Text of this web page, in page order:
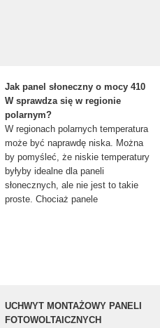
Jak panel słoneczny o mocy 410
W sprawdza się w regionie
polarnym?
W regionach polarnych temperatura
może być naprawdę niska. Można
by pomyśleć, że niskie temperatury
byłyby idealne dla paneli
słonecznych, ale nie jest to takie
proste. Chociaż panele
UCHWYT MONTAŻOWY PANELI
FOTOWOLTAICZNYCH